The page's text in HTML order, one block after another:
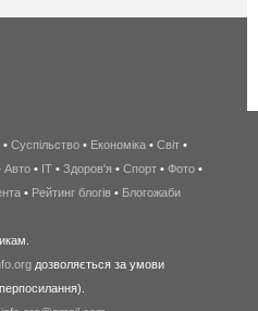
беспроводной
интернет
киев
wimax
• Суспільство • Економіка • Світ •
Авто • IT • Здоров'я • Спорт • Фото •
• Рейтинг блогів • Блогожаби
дозволяється за умови